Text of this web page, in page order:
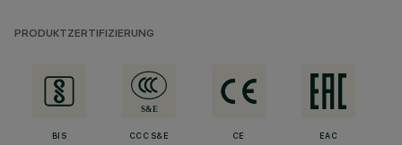
PRODUKTZERTIFIZIERUNG
BIS CCC S&E CE EAC